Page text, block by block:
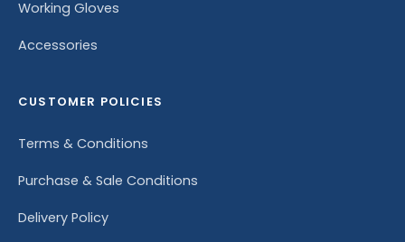
Working Gloves
Accessories
CUSTOMER POLICIES
Terms & Conditions
Purchase & Sale Conditions
Delivery Policy